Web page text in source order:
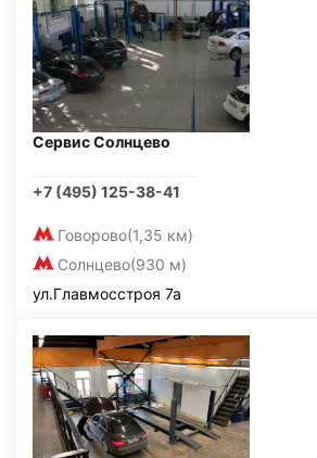
Сервис Солнцево
+7 (495) 125-38-41
Говорово(1,35 км)
Солнцево(930 м)
ул.Главмосстроя 7а